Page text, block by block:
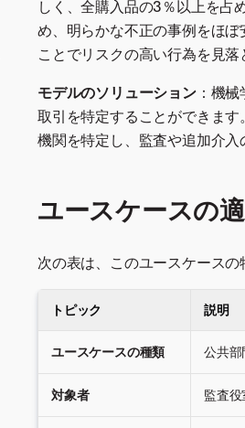
しく、全購入品の3％以上を占
め、明らかな不正の事例をほ
ことでリスクの高い行為を見落
モデルのソリューション：機械
取引を特定することができま
機関を特定し、監査や追加介入
ユースケースの
次の表は、このユースケースの
トピック 説明
ユースケースの種類 公共部
対象者 監査